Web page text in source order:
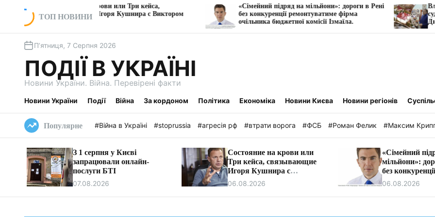
м
ТОП НОВИНИ
Игоря Кушнира с Виктором
«Сімейний підряд на мільйони»: дороги в Рені
без конкуренції ремонтуватиме фірма
очільника бюджетної комісії Ізмаїла.
Власника Київхліба,
судитимуть за
П’ятниця, 7 Серпня 2026
ПОДІЇ В УКРАЇНІ
Новини України. Війна. Перевірені факти
Новини України Події Війна За кордоном Політика Економіка Новини Києва Новини регіонів
Популярне #Війна в Україні #stoprussia #агресія рф #втрати ворога #ФСБ #Роман Фелик #Максим
З 1 серпня у Києві
запрацювали онлайн-
послуги БТІ
07.08.2026
Состояние на крови или
Три кейса, связывающие
Игоря Кушнира с
Виктором Медведчуком
06.08.2026
«Сімейний
мільйони»:
без конкуренції
комісії Ізмаїла.
06.08.2026